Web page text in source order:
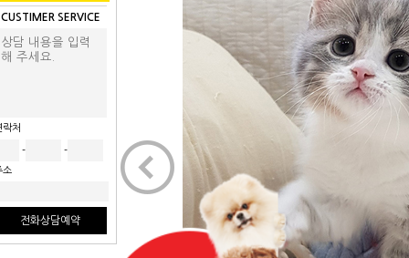
CUSTIMER SERVICE
락처
-
-
소
전화상담예약